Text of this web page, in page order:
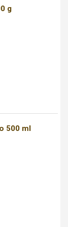
g
500 ml